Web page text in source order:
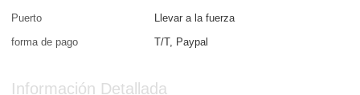
Puerto
Llevar a la fuerza
forma de pago
T/T, Paypal
Información Detallada